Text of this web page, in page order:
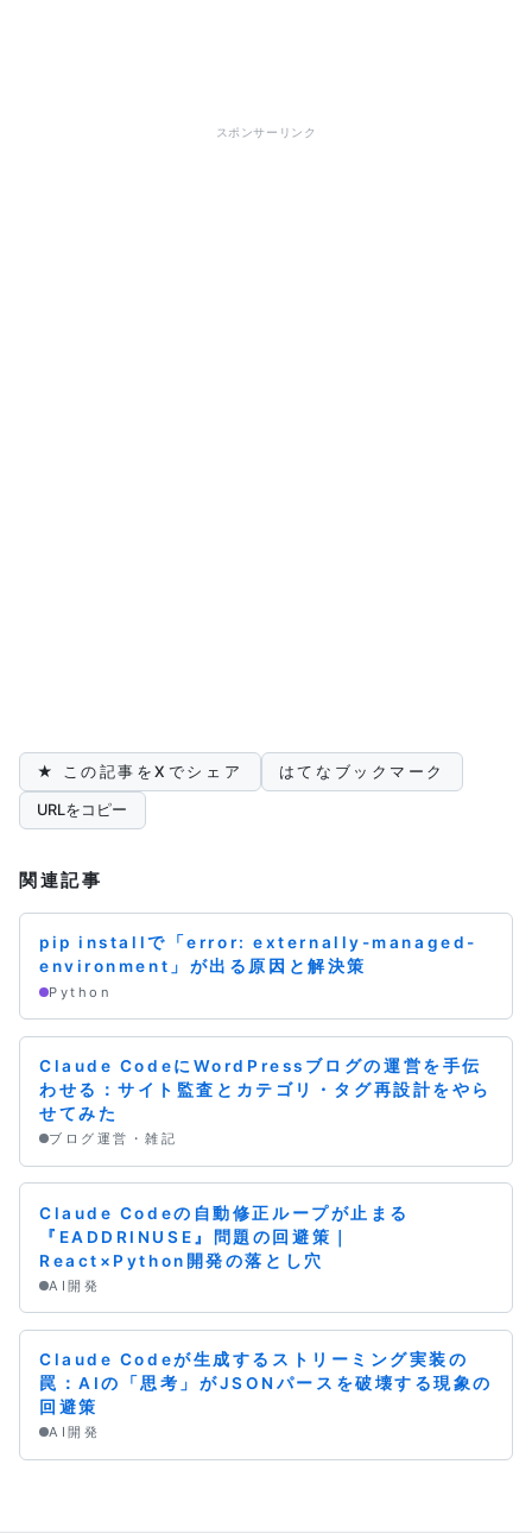
スポンサーリンク
★ この記事をXでシェア はてなブックマーク
URLをコピー
関連記事
pip installで「error: externally-managed-
environment」が出る原因と解決策
Python
Claude CodeにWordPressブログの運営を手伝
わせる：サイト監査とカテゴリ・タグ再設計をやら
せてみた
ブログ運営・雑記
Claude Codeの自動修正ループが止まる
『EADDRINUSE』問題の回避策｜
React×Python開発の落とし穴
AI開発
Claude Codeが生成するストリーミング実装の
罠：AIの「思考」がJSONパースを破壊する現象の
回避策
AI開発